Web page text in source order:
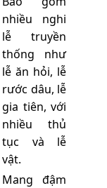
nhiều nghi
lễ truyền
thống như
lễ ăn hỏi, lễ
rước dâu, lễ
gia tiên, với
nhiều thủ
tục và lễ
vật.
Mang đậm